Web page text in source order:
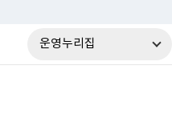
운영누리집